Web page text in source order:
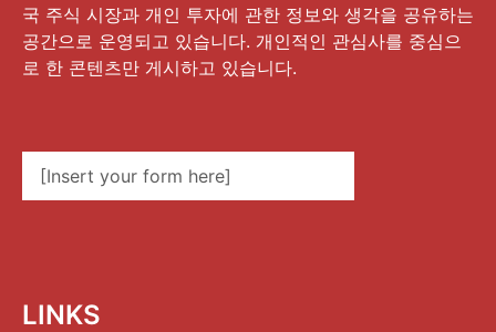
국 주식 시장과 개인 투자에 관한 정보와 생각을 공유하는
공간으로 운영되고 있습니다. 개인적인 관심사를 중심으
로 한 콘텐츠만 게시하고 있습니다.
[Insert your form here]
LINKS